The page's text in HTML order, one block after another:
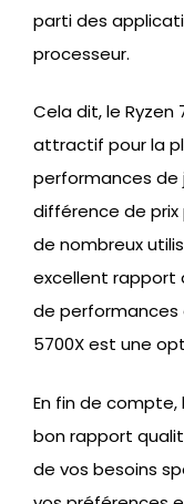
parti des
processeur.
Cela dit, le Ryzen
attractif pour la
performances de
différence de
de nombreux
excellent rapport
de performances
5700X est une
En fin de
bon rapport
de vos besoins